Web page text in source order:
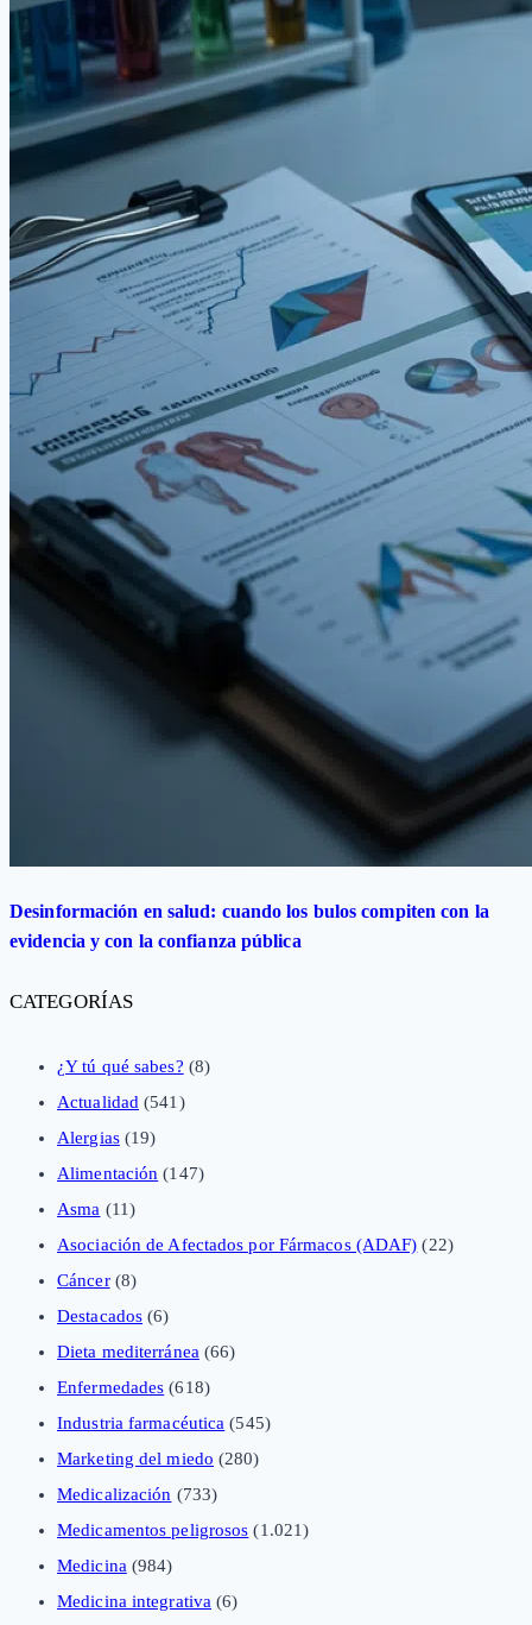
Desinformación en salud: cuando los bulos compiten con la
evidencia y con la confianza pública
CATEGORÍAS
¿Y tú qué sabes? (8)
Actualidad (541)
Alergias(19)
Alimentación (147)
Asma (11)
Asociación de Afectados por Fármacos (ADAF) (22)
Cáncer(8)
Destacados (6)
Dieta mediterránea (66)
Enfermedades (618)
Industria farmacéutica (545)
Marketing del miedo (280)
Medicalización (733)
Medicamentos peligrosos (1.021)
Medicina (984)
Medicina integrativa (6)